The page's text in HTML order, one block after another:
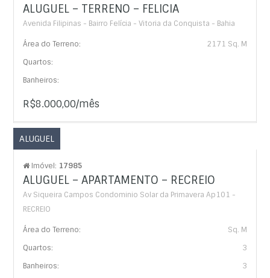
ALUGUEL – TERRENO – FELICIA
Avenida Filipinas - Bairro Felícia - Vitoria da Conquista - Bahia
Área do Terreno:
2171 Sq. M
Quartos:
Banheiros:
R$8.000,00/mês
ALUGUEL
Imóvel: 17985
ALUGUEL – APARTAMENTO – RECREIO
Av Siqueira Campos Condominio Solar da Primavera Ap101 -
RECREIO
Área do Terreno:
Sq. M
Quartos:
3
Banheiros:
3